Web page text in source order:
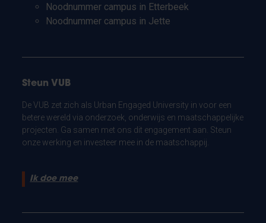
Noodnummer campus in Etterbeek
Noodnummer campus in Jette
Steun VUB
De VUB zet zich als Urban Engaged University in voor een
betere wereld via onderzoek, onderwijs en maatschappelijke
projecten. Ga samen met ons dit engagement aan. Steun
onze werking en investeer mee in de maatschappij.
Ik doe mee